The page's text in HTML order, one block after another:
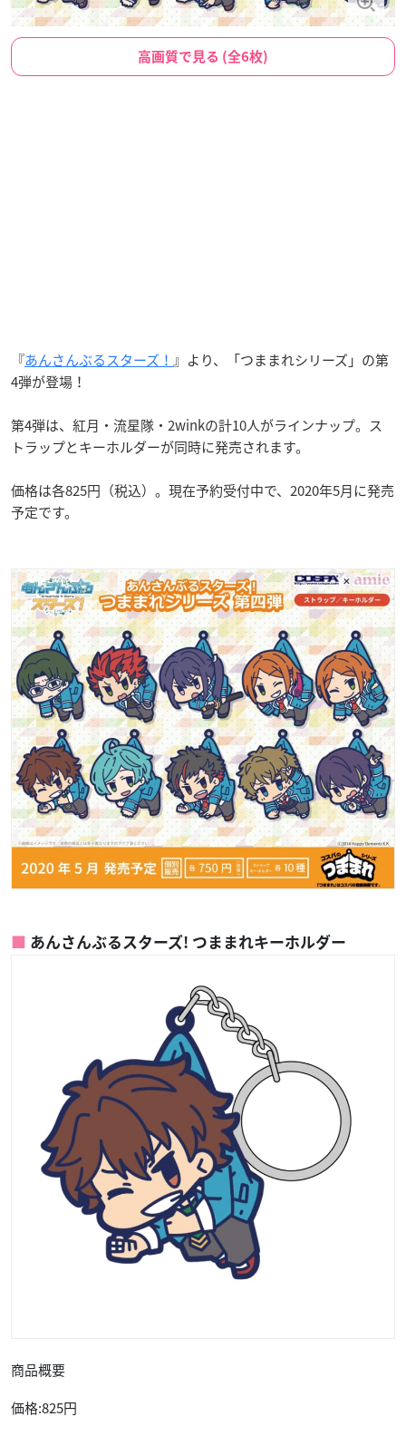
高画質で見る (全6枚)
『あんさんぶるスターズ！ 』より、「つままれシリーズ」の第
4弾が登場！
第4弾は、紅月・流星隊・2winkの計10人がラインナップ。ス
トラップとキーホルダーが同時に発売されます。
価格は各825円（税込）。現在予約受付中で、2020年5月に発売
予定です。
あんさんぶるスターズ! つままれキーホルダー
商品概要
価格:825円